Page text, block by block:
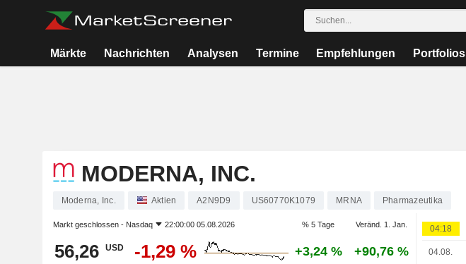
Märkte Nachrichten Analysen Termine Empfehlungen Portfolios
MODERNA, INC.
Moderna, Inc. Aktien A2N9D9 US60770K1079 MRNA Pharmazeutika
Markt geschlossen - Nasdaq 22:00:00 05.08.2026 % 5 Tage Veränd. 1. Jan.
56,26 USD -1,29 % +3,24 % +90,76 %
04:18
04.08.